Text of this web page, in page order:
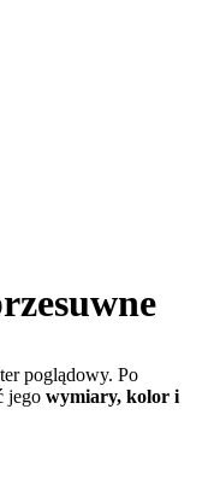
poglądowy. Po
jego wymiary, kolor i